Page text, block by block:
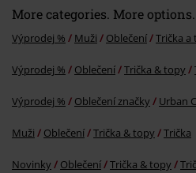
More categories. More options.
Výprodej % Muži Oblečení Trička a
Výprodej % Oblečení Trička & topy
Výprodej % Oblečení značky Urban
Muži Oblečení Trička & topy Trička
Novinky Oblečení Trička & topy